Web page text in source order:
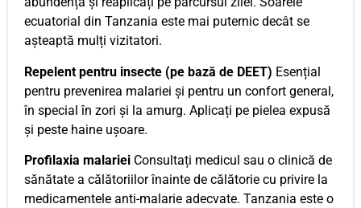
ecuatorial din Tanzania este mai puternic decât se
așteaptă mulți vizitatori.
Repelent pentru insecte (pe bază de DEET) Esențial
pentru prevenirea malariei și pentru un confort general,
în special în zori și la amurg. Aplicați pe pielea expusă
și peste haine ușoare.
Profilaxia malariei Consultați medicul sau o clinică de
sănătate a călătoriilor înainte de călătorie cu privire la
medicamentele anti-malarie adecvate. Tanzania este o